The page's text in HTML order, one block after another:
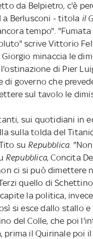
da Belpietro, c'è
a Berlusconi - titola il
tempo". "Fumata
scrive Vittorio
minaccia le
di Pier
di governo che
sul tavolo le
sui quotidiani in
sulla tolda del
su Repubblica.
Repubblica, Concita
ci si può dimettere
quello di
la politica,
si esce dallo stallo
del Colle, che poi
prima il Quirinale poi